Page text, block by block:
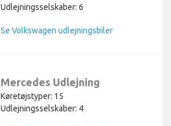
Udlejningsselskaber: 6
Se Volkswagen udlejningsbiler
Mercedes Udlejning
Køretøjstyper: 15
Udlejningsselskaber: 4